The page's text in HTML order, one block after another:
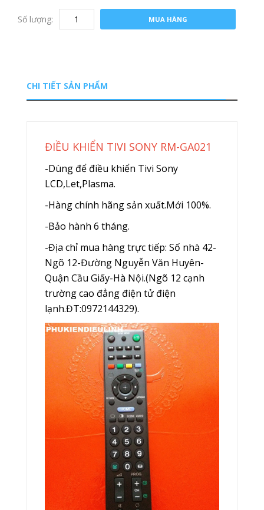
Số lượng: MUA HÀNG
CHI TIẾT SẢN PHẨM
ĐIỀU KHIỂN TIVI SONY RM-GA021
-Dùng để điều khiển Tivi Sony
LCD,Let,Plasma.
-Hàng chính hãng sản xuất.Mới 100%.
-Bảo hành 6 tháng.
-Địa chỉ mua hàng trực tiếp: Số nhà 42-
Ngõ 12-Đường Nguyễn Văn Huyên-
Quận Cầu Giấy-Hà Nội.(Ngõ 12 cạnh
trường cao đẳng điện tử điện
lạnh.ĐT:0972144329).